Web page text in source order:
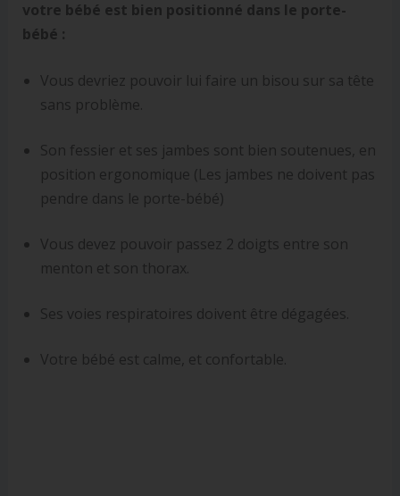
votre bébé est bien positionné dans le porte-
bébé :
Vous devriez pouvoir lui faire un bisou sur sa tête
sans problème.
Son fessier et ses jambes sont bien soutenues, en
position ergonomique (Les jambes ne doivent pas
pendre dans le porte-bébé)
Vous devez pouvoir passez 2 doigts entre son
menton et son thorax.
Ses voies respiratoires doivent être dégagées.
Votre bébé est calme, et confortable.